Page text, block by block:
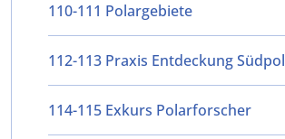
110-111 Polargebiete
112-113 Praxis Entdeckung Südpol
114-115 Exkurs Polarforscher